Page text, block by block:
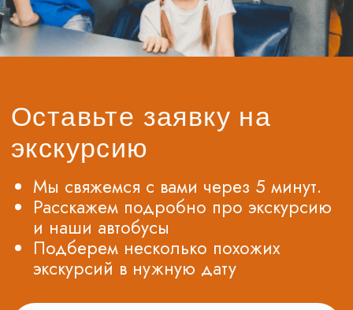
получат не только уникальные представления о
процессах производства, но и смогут задать
интересующие вопросы гиду. Проводя
экскурсию профессионалы, гиды могут
рассказать о различных специальностях и
профессиях, связанных с работой на
положительное воздействие на развитие у
школьников творческого мышления, логического
мышления, а также способности анализировать и
обрабатывать информацию. В процессе
экскурсии дети могут участвовать в интерактивных
играх и заданиях, что сделает урок
незабываемым и познавательным опытом для
каждого ребенка. Не следует забывать и о том,
что посещение хлебной фабрики баранок
позволяет школьникам прикоснуться к
национальной культуре и традициям. Хлебные
изделия баранок - это одна из самых
популярных и любимых закусок в России.
Школьники смогут узнать об истории этих
изделий, попробовать разнообразные вкусовые
комбинации и насладиться приятными запахами
свежего хлеба.
баранок в Москве - это отличная возможность